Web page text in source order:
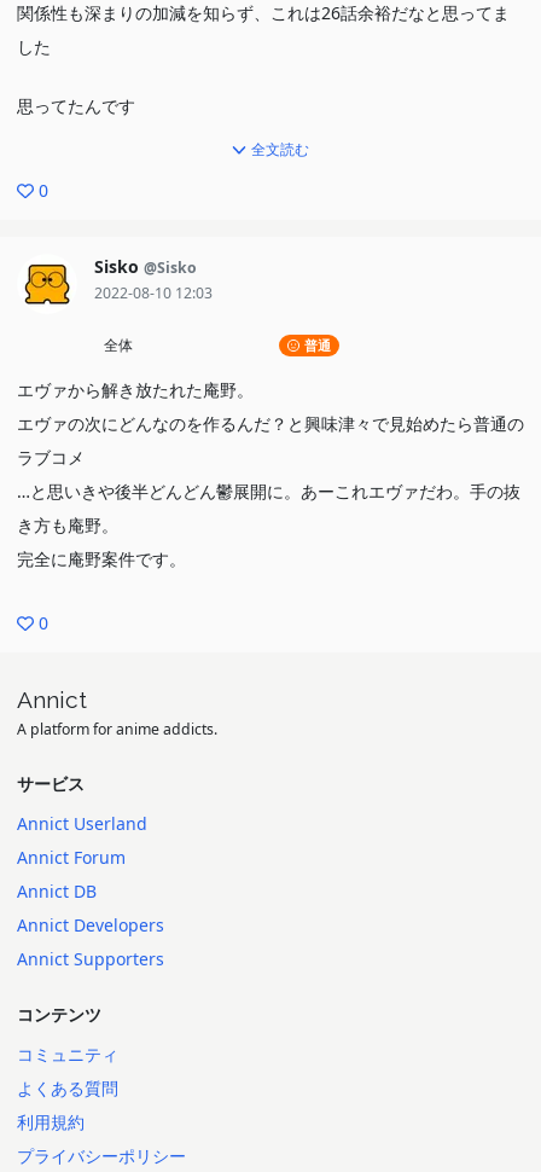
関係性も深まりの加減を知らず、これは26話余裕だなと思ってま
した
思ってたんです
そしたらね、急にブレーキかかりはじめたんです
を隠せませんでした
開で中途半端に終ってしまいました
原作のストックによるものとはいってもあまりにも無策というもん
じゃないかあ
最初の勢いだけなら本当にすごいのにもったいない、もったいない
です
時18歳）、新谷真弓（当時23歳）たちのほぼデビュー作であり、
曲もOPが藤井フミヤプロデュースの曲でEDも井上陽水の夢の中へ
それだけに本当に後半の失速ぶりには悲嘆の声
前半では4.7点くらいあったんだけど後半はもう2.3とかそのレベル
そんくらいひどかった
5点中3.8点
★★★☆☆
全文読む
0
Sisko @Sisko
2022-08-10 12:03
全体 普通
エヴァから解き放たれた庵野。
エヴァの次にどんなのを作るんだ？と興味津々で見始めたら普通の
ラブコメ
…と思いきや後半どんどん鬱展開に。あーこれエヴァだわ。手の抜
き方も庵野。
完全に庵野案件です。
0
Annict
A platform for anime addicts.
サービス
Annict Userland
Annict Forum
Annict DB
Annict Developers
Annict Supporters
コンテンツ
コミュニティ
よくある質問
利用規約
プライバシーポリシー